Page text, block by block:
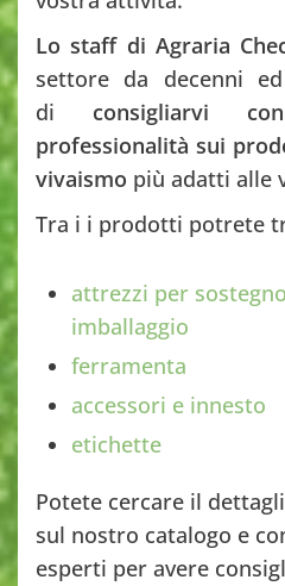
Lo staff di Agraria
settore da decenni
di
consigliarvi
professionalità sui
vivaismo più adatti alle
Tra i i prodotti potrete
attrezzi per
imballaggio
ferramenta
accessori e innesto
etichette
Potete cercare il
sul nostro catalogo e
esperti per avere